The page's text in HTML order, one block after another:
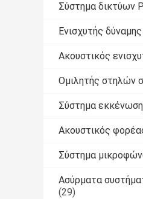
Σύστημα δικτύων
Ενισχυτής
Ακουστικός
Ομιλητής στηλών
Σύστημα
Ακουστικός
Σύστημα
Ασύρματα
(29)